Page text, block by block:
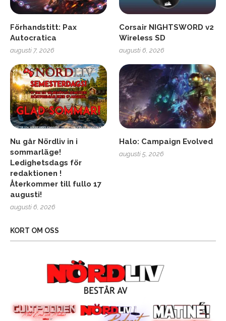
Förhandstitt: Pax
Autocratica
augusti 7, 2026
Corsair NIGHTSWORD v2
Wireless SD
augusti 6, 2026
Nu går Nördliv in i
sommarläge!
Ledighetsdags för
redaktionen !
Återkommer till fullo 17
augusti!
augusti 6, 2026
Halo: Campaign Evolved
augusti 5, 2026
KORT OM OSS